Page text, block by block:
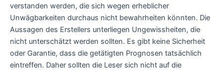
verstanden werden, die sich wegen erheblicher
Unwägbarkeiten durchaus nicht bewahrheiten könnten. Die
Aussagen des Erstellers unterliegen Ungewissheiten, die
nicht unterschätzt werden sollten. Es gibt keine Sicherheit
oder Garantie, dass die getätigten Prognosen tatsächlich
eintreffen. Daher sollten die Leser sich nicht auf die